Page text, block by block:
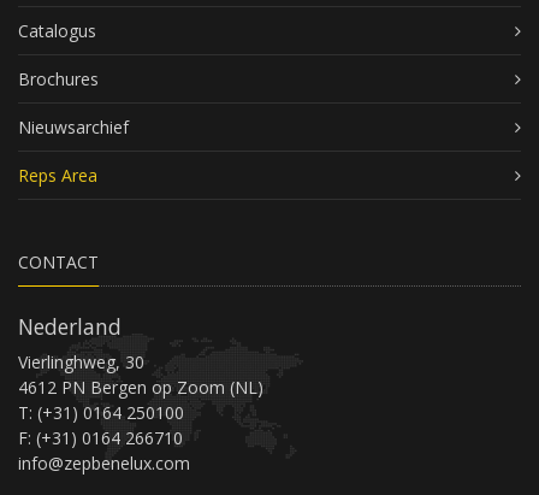
Catalogus
Brochures
Nieuwsarchief
Reps Area
CONTACT
Nederland
Vierlinghweg, 30
4612 PN Bergen op Zoom (NL)
T: (+31) 0164 250100
F: (+31) 0164 266710
info@zepbenelux.com